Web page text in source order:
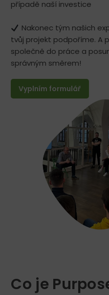
případě naší investice
Nakonec tým našich
tvůj projekt podpoříme. A
společně do práce a
správným směrem!
Vyplním formulář
Co je